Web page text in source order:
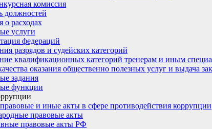
комиссия
должностей
о расходах
услуги
федераций
разрядов и судейских категорий
квалификационных категорий тренерам и иным
оказания общественно полезных услуг и выдача
задания
функции
и иные акты в сфере противодействия коррупции
правовые акты
правовые акты РФ